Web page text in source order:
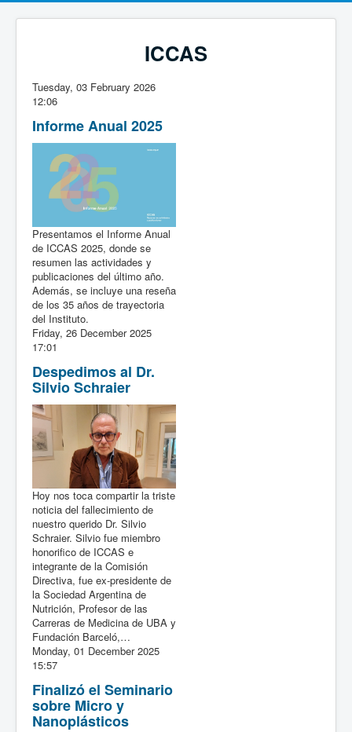
ICCAS
Tuesday, 03 February 2026
12:06
Informe Anual 2025
Presentamos el Informe Anual
de ICCAS 2025, donde se
resumen las actividades y
publicaciones del último año.
Además, se incluye una reseña
de los 35 años de trayectoria
del Instituto.
Friday, 26 December 2025
17:01
Despedimos al Dr.
Silvio Schraier
Hoy nos toca compartir la triste
noticia del fallecimiento de
nuestro querido Dr. Silvio
Schraier. Silvio fue miembro
honorifico de ICCAS e
integrante de la Comisión
Directiva, fue ex-presidente de
la Sociedad Argentina de
Nutrición, Profesor de las
Carreras de Medicina de UBA y
Fundación Barceló,…
Monday, 01 December 2025
15:57
Finalizó el Seminario
sobre Micro y
Nanoplásticos